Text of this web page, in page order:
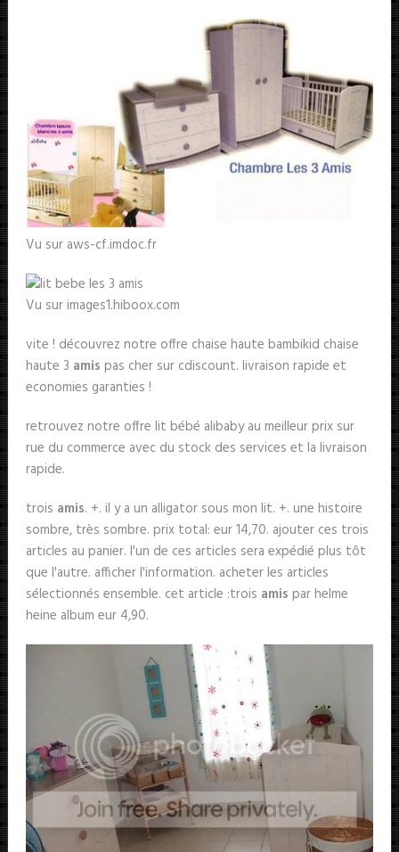
Vu sur aws-cf.imdoc.fr
Vu sur images1.hiboox.com
vite ! découvrez notre offre chaise haute bambikid chaise
haute 3 amis pas cher sur cdiscount. livraison rapide et
economies garanties !
retrouvez notre offre lit bébé alibaby au meilleur prix sur
rue du commerce avec du stock des services et la livraison
rapide.
trois amis. +. il y a un alligator sous mon lit. +. une histoire
sombre, très sombre. prix total: eur 14,70. ajouter ces trois
articles au panier. l'un de ces articles sera expédié plus tôt
que l'autre. afficher l'information. acheter les articles
sélectionnés ensemble. cet article :trois amis par helme
heine album eur 4,90.